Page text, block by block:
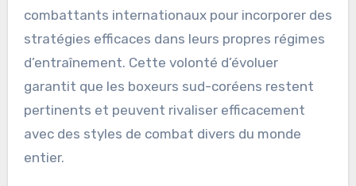
combattants internationaux pour incorporer des
stratégies efficaces dans leurs propres régimes
d’entraînement. Cette volonté d’évoluer
garantit que les boxeurs sud-coréens restent
pertinents et peuvent rivaliser efficacement
avec des styles de combat divers du monde
entier.